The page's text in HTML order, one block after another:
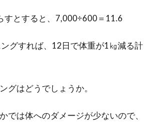
ママチャリの時速14キロ！自転車っ
普段自転車で走っていて、時速が気になること
り付けて...
すとすると、7,000÷600＝11.6
グすれば、12日で体重が1㎏減る計
グはどうでしょうか。
では体へのダメージが少ないので、